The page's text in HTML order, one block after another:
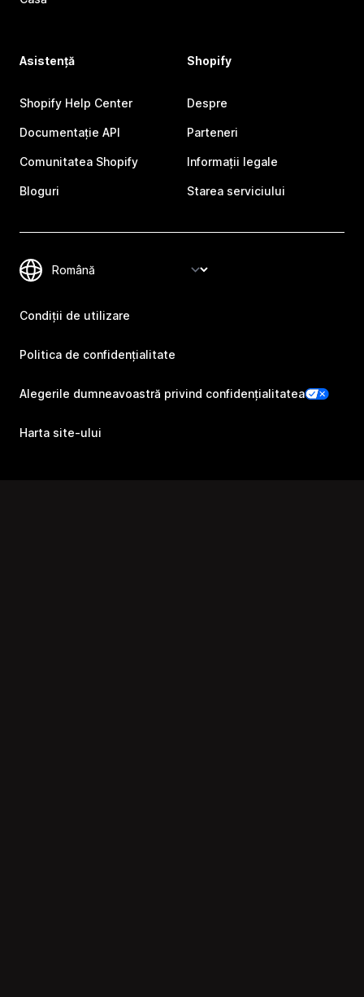
Asistență
Shopify Help Center
Documentație API
Comunitatea Shopify
Bloguri
Shopify
Despre
Parteneri
Informații legale
Starea serviciului
Condiții de utilizare
Politica de confidențialitate
Alegerile dumneavoastră privind confidențialitatea
Harta site-ului